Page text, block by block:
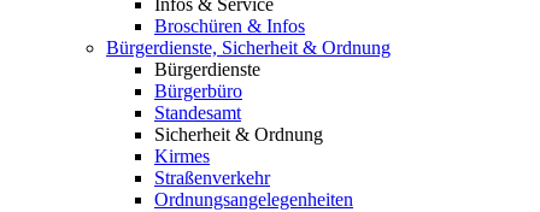
Infos & Service
Broschüren & Infos
Bürgerdienste, Sicherheit & Ordnung
Bürgerdienste
Bürgerbüro
Standesamt
Sicherheit & Ordnung
Kirmes
Straßenverkehr
Ordnungsangelegenheiten